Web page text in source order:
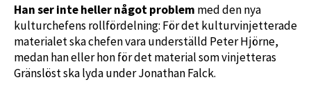
Han ser inte heller något problem med den nya
kulturchefens rollfördelning: För det kulturvinjetterade
materialet ska chefen vara underställd Peter Hjörne,
medan han eller hon för det material som vinjetteras
Gränslöst ska lyda under Jonathan Falck.